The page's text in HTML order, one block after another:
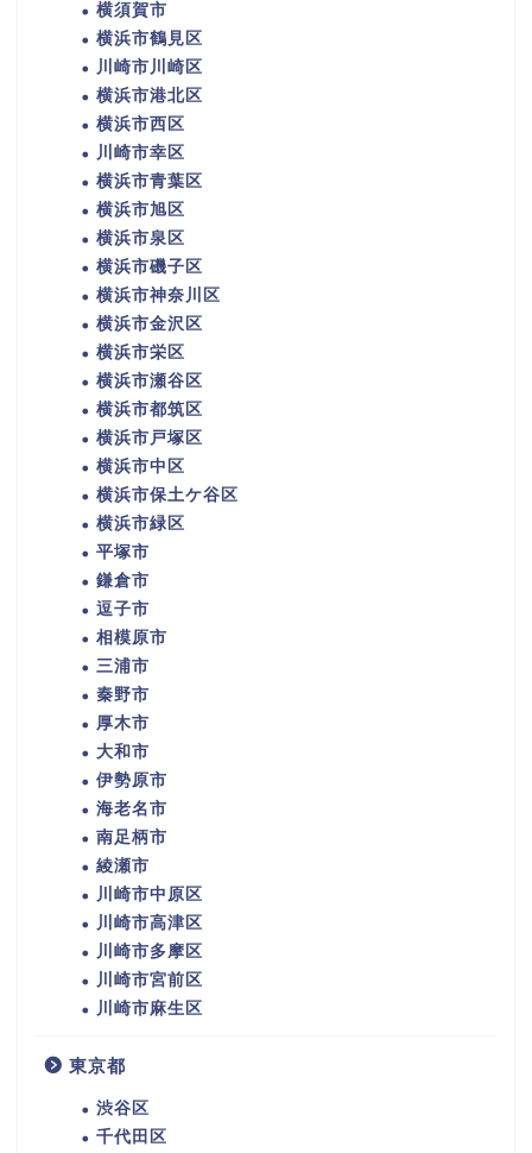
横須賀市
横浜市鶴見区
川崎市川崎区
横浜市港北区
横浜市西区
川崎市幸区
横浜市青葉区
横浜市旭区
横浜市泉区
横浜市磯子区
横浜市神奈川区
横浜市金沢区
横浜市栄区
横浜市瀬谷区
横浜市都筑区
横浜市戸塚区
横浜市中区
横浜市保土ケ谷区
横浜市緑区
平塚市
鎌倉市
逗子市
相模原市
三浦市
秦野市
厚木市
大和市
伊勢原市
海老名市
南足柄市
綾瀬市
川崎市中原区
川崎市高津区
川崎市多摩区
川崎市宮前区
川崎市麻生区
東京都
渋谷区
千代田区